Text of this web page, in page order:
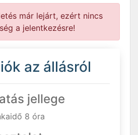
már lejárt, ezért nincs
a jelentkezésre!
az állásról
jellege
8 óra